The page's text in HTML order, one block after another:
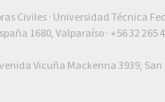
Civiles · Universidad Técnica
1680, Valparaíso · +56 32 265
Vicuña Mackenna 3939, San